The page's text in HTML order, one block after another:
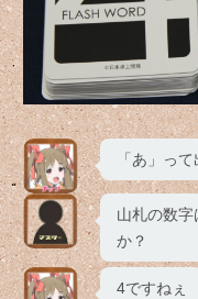
「あ」っ
山札の数
か？
4ですねぇ